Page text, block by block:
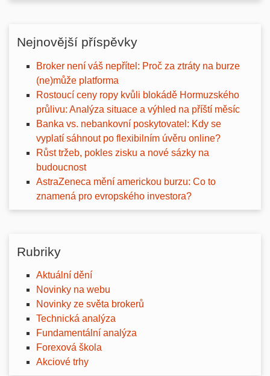
Nejnovější příspěvky
Broker není váš nepřítel: Proč za ztráty na burze
(ne)může platforma
Rostoucí ceny ropy kvůli blokádě Hormuzského
průlivu: Analýza situace a výhled na příští měsíc
Banka vs. nebankovní poskytovatel: Kdy se
vyplatí sáhnout po flexibilním úvěru online?
Růst tržeb, pokles zisku a nové sázky na
budoucnost
AstraZeneca mění americkou burzu: Co to
znamená pro evropského investora?
Rubriky
Aktuální dění
Novinky na webu
Novinky ze světa brokerů
Technická analýza
Fundamentální analýza
Forexová škola
Akciové trhy